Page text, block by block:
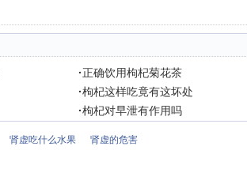
·正确饮用枸杞菊花茶
·枸杞这样吃竟有这坏处
·枸杞对早泄有作用吗
肾虚吃什么水果 肾虚的危害